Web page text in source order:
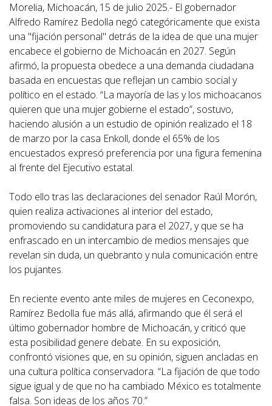
Morelia, Michoacán, 15 de julio 2025.- El gobernador
Alfredo Ramírez Bedolla negó categóricamente que exista
una "fijación personal" detrás de la idea de que una mujer
encabece el gobierno de Michoacán en 2027. Según
afirmó, la propuesta obedece a una demanda ciudadana
basada en encuestas que reflejan un cambio social y
político en el estado. “La mayoría de las y los michoacanos
quieren que una mujer gobierne el estado”, sostuvo,
haciendo alusión a un estudio de opinión realizado el 18
de marzo por la casa Enkoll, donde el 65% de los
encuestados expresó preferencia por una figura femenina
al frente del Ejecutivo estatal.
Todo ello tras las declaraciones del senador Raúl Morón,
quien realiza activaciones al interior del estado,
promoviendo su candidatura para el 2027, y que se ha
enfrascado en un intercambio de medios mensajes que
revelan sin duda, un quebranto y nula comunicación entre
los pujantes.
En reciente evento ante miles de mujeres en Ceconexpo,
Ramírez Bedolla fue más allá, afirmando que él será el
último gobernador hombre de Michoacán, y criticó que
esta posibilidad genere debate. En su exposición,
confrontó visiones que, en su opinión, siguen ancladas en
una cultura política conservadora. “La fijación de que todo
sigue igual y de que no ha cambiado México es totalmente
falsa. Son ideas de los años 70.”